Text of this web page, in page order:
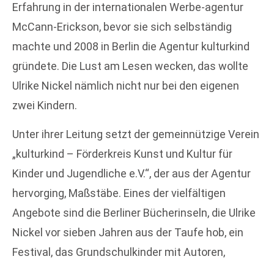
Erfahrung in der internationalen Werbe-agentur
McCann-Erickson, bevor sie sich selbständig
machte und 2008 in Berlin die Agentur kulturkind
gründete. Die Lust am Lesen wecken, das wollte
Ulrike Nickel nämlich nicht nur bei den eigenen
zwei Kindern.
Unter ihrer Leitung setzt der gemeinnützige Verein
„kulturkind – Förderkreis Kunst und Kultur für
Kinder und Jugendliche e.V.“, der aus der Agentur
hervorging, Maßstäbe. Eines der vielfältigen
Angebote sind die Berliner Bücherinseln, die Ulrike
Nickel vor sieben Jahren aus der Taufe hob, ein
Festival, das Grundschulkinder mit Autoren,